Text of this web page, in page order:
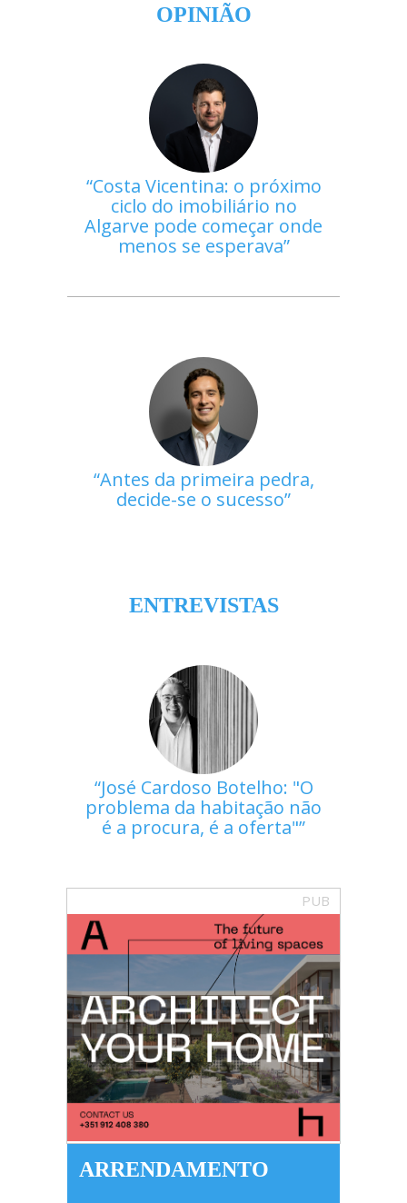
OPINIÃO
Costa Vicentina: o próximo
ciclo do imobiliário no
Algarve pode começar onde
menos se esperava
Antes da primeira pedra,
decide-se o sucesso
ENTREVISTAS
José Cardoso Botelho: "O
problema da habitação não
é a procura, é a oferta"
PUB
ARRENDAMENTO